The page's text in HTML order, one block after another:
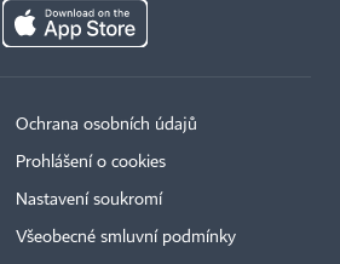
Ochrana osobních údajů
Prohlášení o cookies
Nastavení soukromí
Všeobecné smluvní podmínky